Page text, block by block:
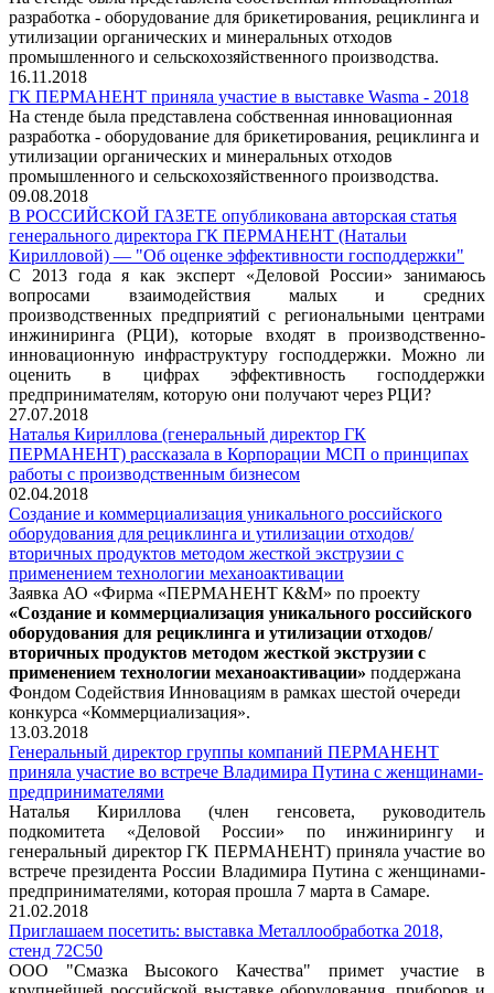
разработка - оборудование для брикетирования, рециклинга и
утилизации органических и минеральных отходов
промышленного и сельскохозяйственного производства.
16.11.2018
ГК ПЕРМАНЕНТ приняла участие в выставке Wasma - 2018
На стенде была представлена собственная инновационная
разработка - оборудование для брикетирования, рециклинга и
утилизации органических и минеральных отходов
промышленного и сельскохозяйственного производства.
09.08.2018
В РОССИЙСКОЙ ГАЗЕТЕ опубликована авторская статья
генерального директора ГК ПЕРМАНЕНТ (Натальи
Кирилловой) — "Об оценке эффективности господдержки"
С 2013 года я как эксперт «Деловой России» занимаюсь
вопросами взаимодействия малых и средних
производственных предприятий с региональными центрами
инжиниринга (РЦИ), которые входят в производственно-
инновационную инфраструктуру господдержки. Можно ли
оценить в цифрах эффективность господдержки
предпринимателям, которую они получают через РЦИ?
27.07.2018
Наталья Кириллова (генеральный директор ГК
ПЕРМАНЕНТ) рассказала в Корпорации МСП о принципах
работы с производственным бизнесом
02.04.2018
Создание и коммерциализация уникального российского
оборудования для рециклинга и утилизации отходов/
вторичных продуктов методом жесткой экструзии с
применением технологии механоактивации
Заявка АО «Фирма «ПЕРМАНЕНТ К&М» по проекту
«Создание и коммерциализация уникального российского
оборудования для рециклинга и утилизации отходов/
вторичных продуктов методом жесткой экструзии с
применением технологии механоактивации» поддержана
Фондом Содействия Инновациям в рамках шестой очереди
конкурса «Коммерциализация».
13.03.2018
Генеральный директор группы компаний ПЕРМАНЕНТ
приняла участие во встрече Владимира Путина с женщинами-
предпринимателями
Наталья Кириллова (член генсовета, руководитель
подкомитета «Деловой России» по инжинирингу и
генеральный директор ГК ПЕРМАНЕНТ) приняла участие во
встрече президента России Владимира Путина с женщинами-
предпринимателями, которая прошла 7 марта в Самаре.
21.02.2018
Приглашаем посетить: выставка Металлообработка 2018,
стенд 72C50
ООО "Смазка Высокого Качества" примет участие в